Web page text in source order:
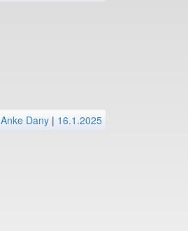
Anke Dany | 16.1.2025